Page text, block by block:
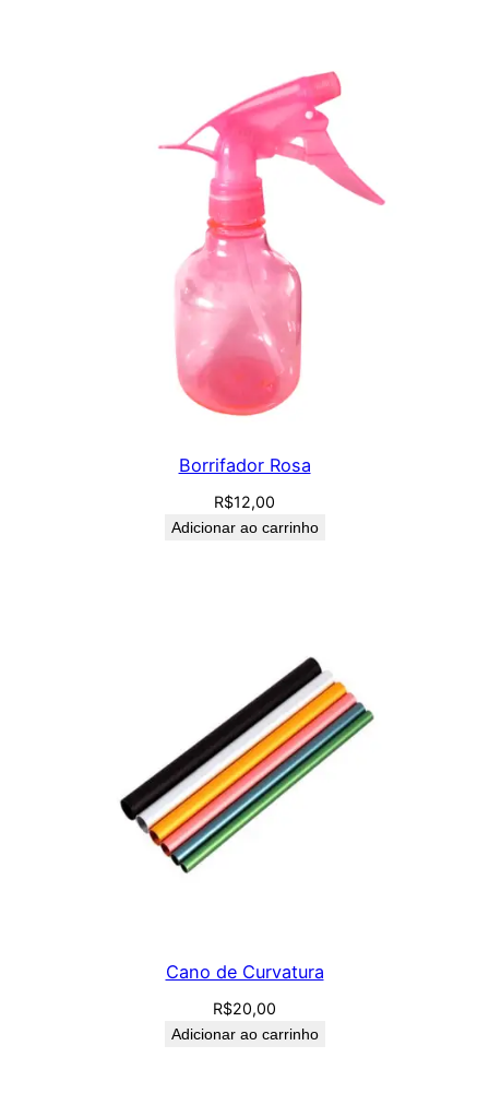
Borrifador Rosa
R$12,00
Adicionar ao carrinho
Cano de Curvatura
R$20,00
Adicionar ao carrinho